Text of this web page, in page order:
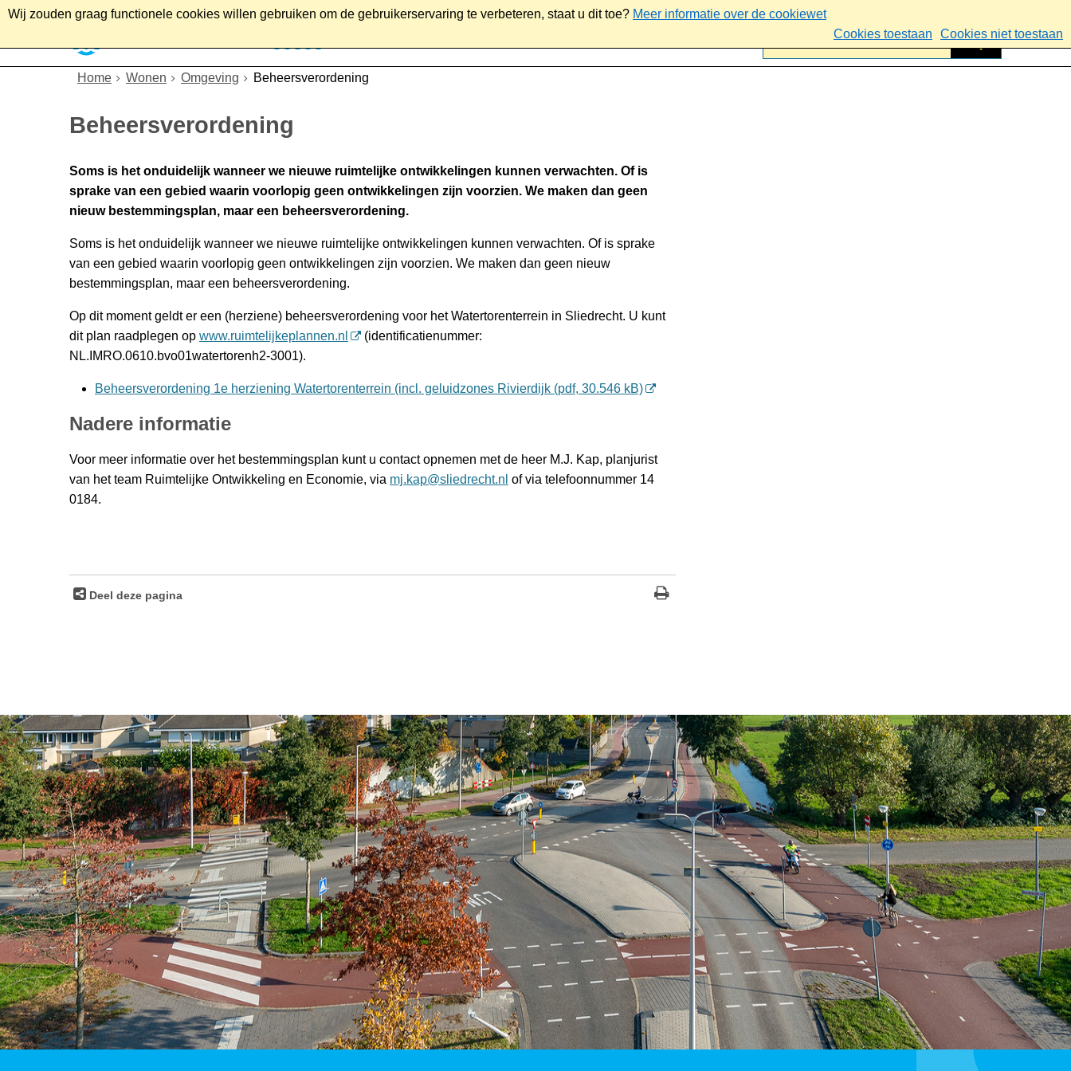
Wij zouden graag functionele cookies willen gebruiken om de gebruikerservaring te verbeteren, staat u dit toe? Meer informatie over de cookiewet
Cookies toestaan
Cookies niet toestaan
Home Wonen Omgeving Beheersverordening
Beheersverordening
Soms is het onduidelijk wanneer we nieuwe ruimtelijke ontwikkelingen kunnen verwachten. Of is
sprake van een gebied waarin voorlopig geen ontwikkelingen zijn voorzien. We maken dan geen
nieuw bestemmingsplan, maar een beheersverordening.
Soms is het onduidelijk wanneer we nieuwe ruimtelijke ontwikkelingen kunnen verwachten. Of is sprake
van een gebied waarin voorlopig geen ontwikkelingen zijn voorzien. We maken dan geen nieuw
bestemmingsplan, maar een beheersverordening.
Op dit moment geldt er een (herziene) beheersverordening voor het Watertorenterrein in Sliedrecht. U kunt
dit plan raadplegen op www.ruimtelijkeplannen.nl
(identificatienummer:
NL.IMRO.0610.bvo01watertorenh2-3001).
Beheersverordening 1e herziening Watertorenterrein (incl. geluidzones Rivierdijk (pdf, 30.546 kB)
Nadere informatie
Voor meer informatie over het bestemmingsplan kunt u contact opnemen met de heer M.J. Kap, planjurist
van het team Ruimtelijke Ontwikkeling en Economie, via mj.kap@sliedrecht.nl of via telefoonnummer 14
0184.
Deel deze pagina